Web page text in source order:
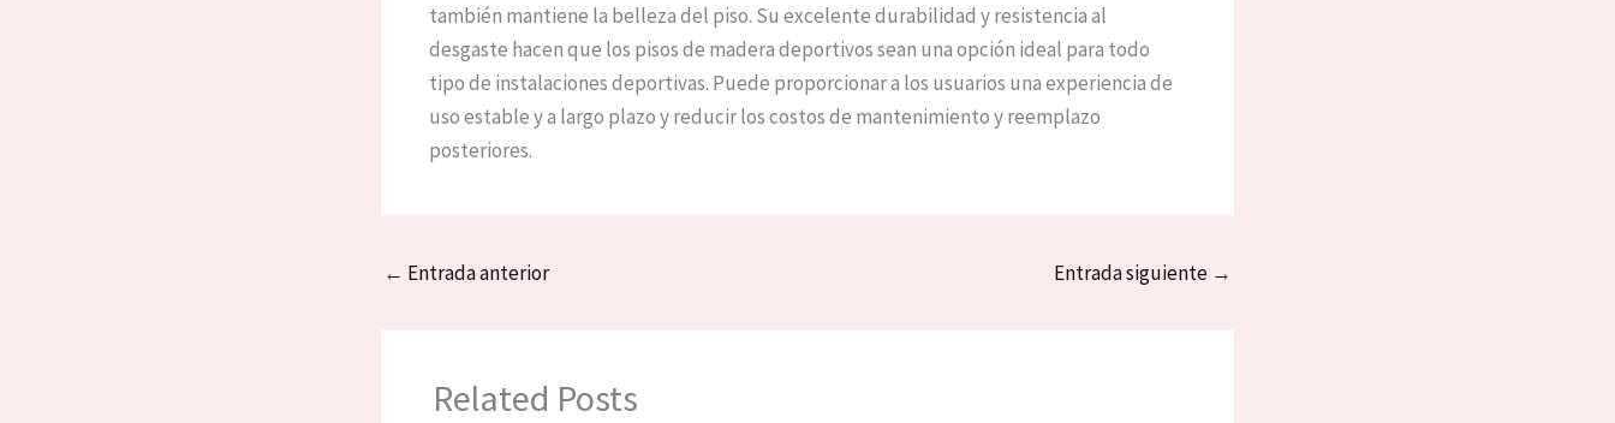
también mantiene la belleza del piso. Su excelente durabilidad y resistencia al
desgaste hacen que los pisos de madera deportivos sean una opción ideal para todo
tipo de instalaciones deportivas. Puede proporcionar a los usuarios una experiencia de
uso estable y a largo plazo y reducir los costos de mantenimiento y reemplazo
posteriores.
← Entrada anterior Entrada siguiente →
Related Posts